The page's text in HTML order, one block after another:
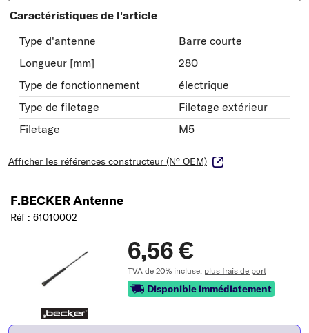
Caractéristiques de l'article
Type d'antenne
Barre courte
Longueur [mm]
280
Type de fonctionnement
électrique
Type de filetage
Filetage extérieur
Filetage
M5
Afficher les références constructeur (N° OEM)
F.BECKER Antenne
Réf : 61010002
6,56 €
TVA de 20% incluse, plus frais de port
Disponible immédiatement